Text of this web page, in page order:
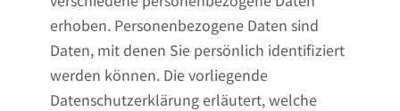
erhoben. Personenbezogene Daten sind
Daten, mit denen Sie persönlich identifiziert
werden können. Die vorliegende
Datenschutzerklärung erläutert, welche